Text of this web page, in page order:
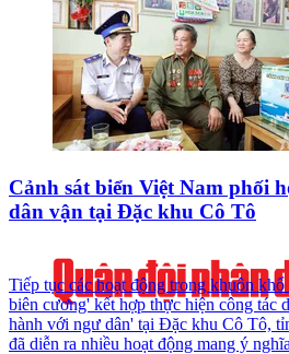
Cảnh sát biển Việt Nam phối
dân vận tại Đặc khu Cô Tô
Tiếp tục các hoạt động trong khuôn
biên cương' kết hợp thực hiện công tác
hành với ngư dân' tại Đặc khu Cô Tô,
đã diễn ra nhiều hoạt động mang ý